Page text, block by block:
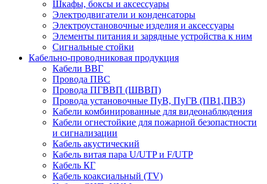
Шкафы, боксы и аксессуары
Электродвигатели и конденсаторы
Электроустановочные изделия и аксессуары
Элементы питания и зарядные устройства к ним
Сигнальные стойки
Кабельно-проводниковая продукция
Кабели ВВГ
Провода ПВС
Провода ПГВВП (ШВВП)
Провода установочные ПуВ, ПуГВ (ПВ1,ПВ3)
Кабели комбинированные для видеонаблюдения
Кабели огнестойкие для пожарной безопастности
и сигнализации
Кабель акустический
Кабель витая пара U/UTP и F/UTP
Кабель КГ
Кабель коаксиальный (TV)